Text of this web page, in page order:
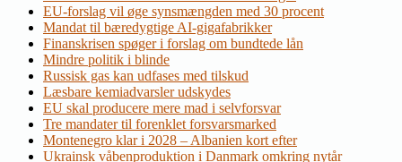
EU-forslag vil øge synsmængden med 30 procent
Mandat til bæredygtige AI-gigafabrikker
Finanskrisen spøger i forslag om bundtede lån
Mindre politik i blinde
Russisk gas kan udfases med tilskud
Læsbare kemiadvarsler udskydes
EU skal producere mere mad i selvforsvar
Tre mandater til forenklet forsvarsmarked
Montenegro klar i 2028 – Albanien kort efter
Ukrainsk våbenproduktion i Danmark omkring nytår